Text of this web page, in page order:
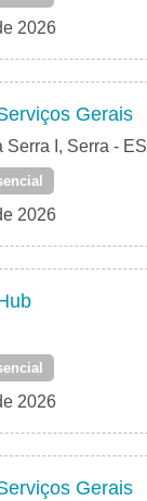
2026
Gerais
Serra I, Serra - ES
2026
2026
Gerais